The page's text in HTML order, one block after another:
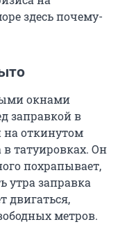
здесь почему-
окнами
заправкой в
откинутом
татуировках. Он
похрапывает,
утра заправка
двигаться,
метров.